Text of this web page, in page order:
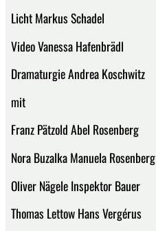
Licht Markus Schadel
Video Vanessa Hafenbrädl
Dramaturgie Andrea Koschwitz
mit
Franz Pätzold Abel Rosenberg
Nora Buzalka Manuela Rosenberg
Oliver Nägele Inspektor Bauer
Thomas Lettow Hans Vergérus